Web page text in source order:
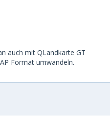
auch mit QLandkarte GT
Format umwandeln.